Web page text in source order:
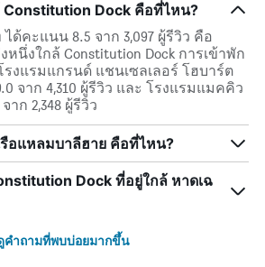
Constitution Dock คือที่ไหน?
ด้คะแนน 8.5 จาก 3,097 ผู้รีวิว คือ
นึ่งใกล้ Constitution Dock การเข้าพัก
งแรมแกรนด์ แชนเซลเลอร์ โฮบาร์ต
จาก 4,310 ผู้รีวิว และ โรงแรมแมคคิว
าก 2,348 ผู้รีวิว
รือแหลมบาลีฮาย คือที่ไหน?
Dock ที่อยู่ใกล้ หาดเฉ
คำถามที่พบบ่อยมากขึ้น